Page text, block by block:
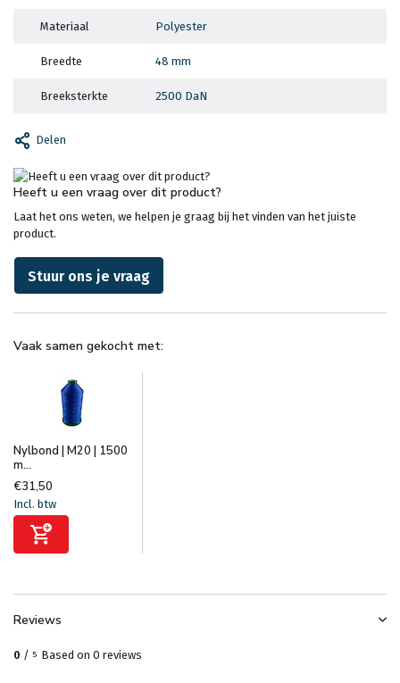
Materiaal Polyester
Breedte 48 mm
Breeksterkte 2500 DaN
Delen
Heeft u een vraag over dit product?
Laat het ons weten, we helpen je graag bij het vinden van het juiste
product.
Stuur ons je vraag
Vaak samen gekocht met:
Nylbond | M20 | 1500
m...
€31,50
Incl. btw
Reviews
0 / 5 Based on 0 reviews